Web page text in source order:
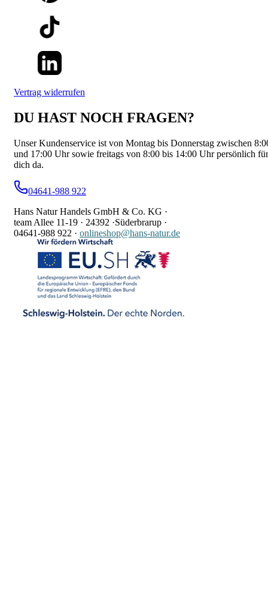
Vertrag widerrufen
DU HAST NOCH FRAGEN?
Unser Kundenservice ist von Montag bis Donnerstag zwischen
und 17:00 Uhr sowie freitags von 8:00 bis 14:00 Uhr persönlich für
dich da.
04641-988 922
Hans Natur Handels GmbH & Co. KG ·
team Allee 11-19 · 24392 ·Süderbrarup ·
04641-988 922 · onlineshop@hans-natur.de